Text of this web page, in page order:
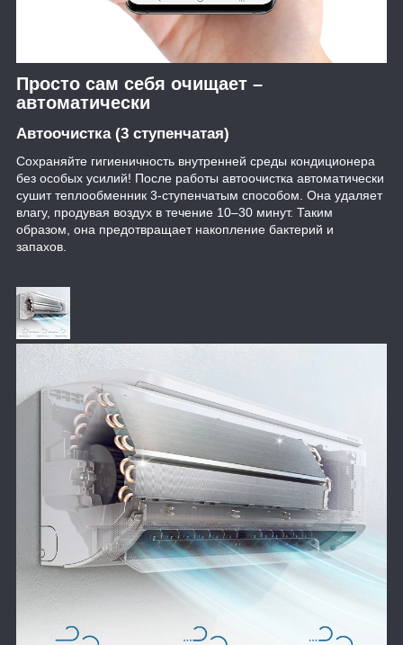
Просто сам себя очищает –
автоматически
Автоочистка (3 ступенчатая)
Сохраняйте гигиеничность внутренней среды кондиционера
без особых усилий! После работы автоочистка автоматически
сушит теплообменник 3-ступенчатым способом. Она удаляет
влагу, продувая воздух в течение 10–30 минут. Таким
образом, она предотвращает накопление бактерий и
запахов.